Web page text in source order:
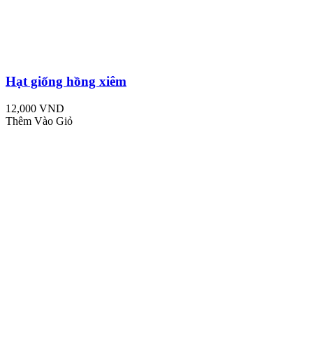
Hạt giống hồng xiêm
12,000 VND
Thêm Vào Giỏ